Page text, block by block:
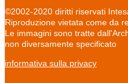
©2002-2020 diritti riservati
Riproduzione vietata come da
Le immagini sono tratte
non diversamente specificato
informativa sulla privacy